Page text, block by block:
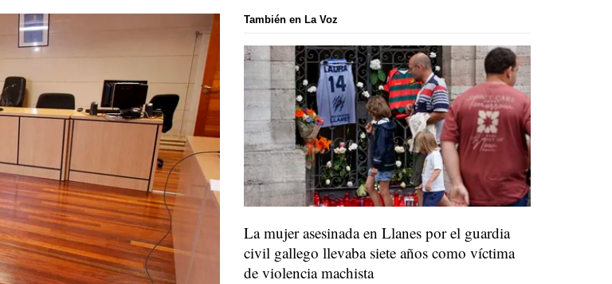
También en La Voz
La mujer asesinada en Llanes por el guardia
civil gallego llevaba siete años como víctima
de violencia machista